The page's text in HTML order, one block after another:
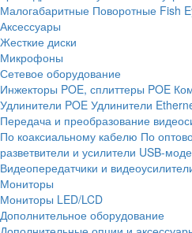
Малогабаритные Поворотные Fish
Аксессуары
Жесткие диски
Микрофоны
Сетевое оборудование
Инжекторы POE, сплиттеры POE
Удлинители POE Удлинители
Передача и преобразование
По коаксиальному кабелю По
разветвители и усилители USB-
Видеопередатчики и
Мониторы
Мониторы LED/LCD
Дополнительное оборудование